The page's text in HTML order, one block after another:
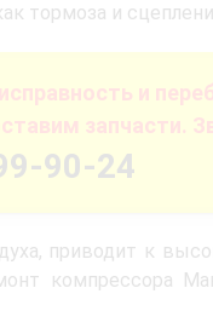
тормоза и
и
запчасти.
90-24
приводит к
компрессора